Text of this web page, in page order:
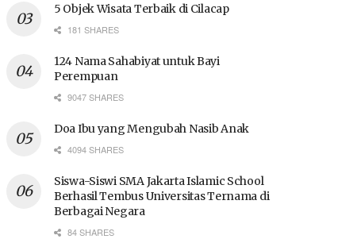
5 Objek Wisata Terbaik di Cilacap
181 SHARES
124 Nama Sahabiyat untuk Bayi
Perempuan
9047 SHARES
Doa Ibu yang Mengubah Nasib Anak
4094 SHARES
Siswa-Siswi SMA Jakarta Islamic School
Berhasil Tembus Universitas Ternama di
Berbagai Negara
84 SHARES